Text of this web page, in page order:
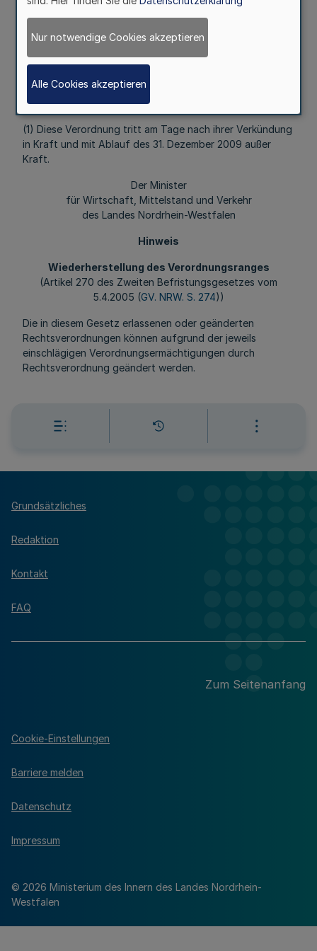
(1) Diese Verordnung tritt am Tage nach ihrer Verkündung
in Kraft und mit Ablauf des 31. Dezember 2009 außer
Kraft.
Der Minister
für Wirtschaft, Mittelstand und Verkehr
des Landes Nordrhein-Westfalen
Hinweis
Wiederherstellung des Verordnungsranges
(Artikel 270 des Zweiten Befristungsgesetzes vom
5.4.2005 (GV. NRW. S. 274))
Die in diesem Gesetz erlassenen oder geänderten
Rechtsverordnungen können aufgrund der jeweils
einschlägigen Verordnungsermächtigungen durch
Rechtsverordnung geändert werden.
Grundsätzliches
Redaktion
Kontakt
FAQ
Zum Seitenanfang
© 2026 Ministerium des Innern des Landes Nordrhein-
Westfalen
Cookie-Einstellungen
Barriere melden
Datenschutz
Impressum
Nur notwendige Cookies akzeptieren
Alle Cookies akzeptieren